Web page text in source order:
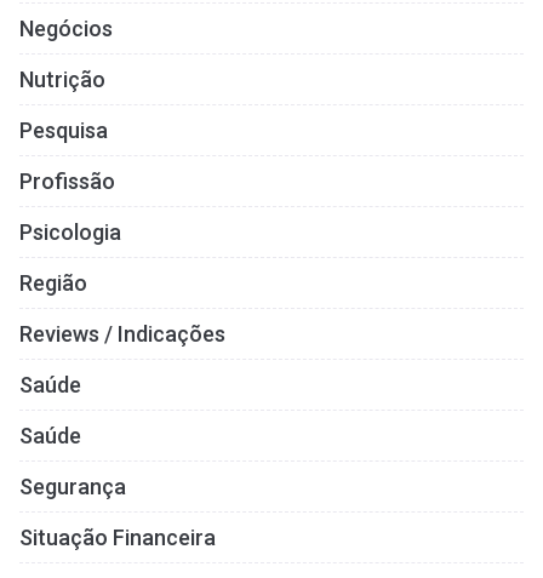
Negócios
Nutrição
Pesquisa
Profissão
Psicologia
Região
Reviews / Indicações
Saúde
Saúde
Segurança
Situação Financeira